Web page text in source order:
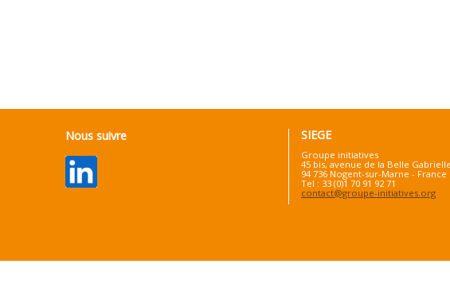
Nous suivre SIEGE
Groupe initiatives
45 bis, avenue de la Belle Gabrielle
94 736 Nogent-sur-Marne - France
Tel : 33 (0)1 70 91 92 71
contact@groupe-initiatives.org